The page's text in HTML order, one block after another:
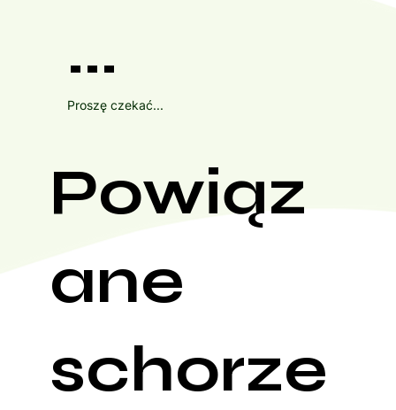
...
Proszę czekać...
Powiąz
ane
schorze